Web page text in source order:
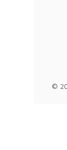
©